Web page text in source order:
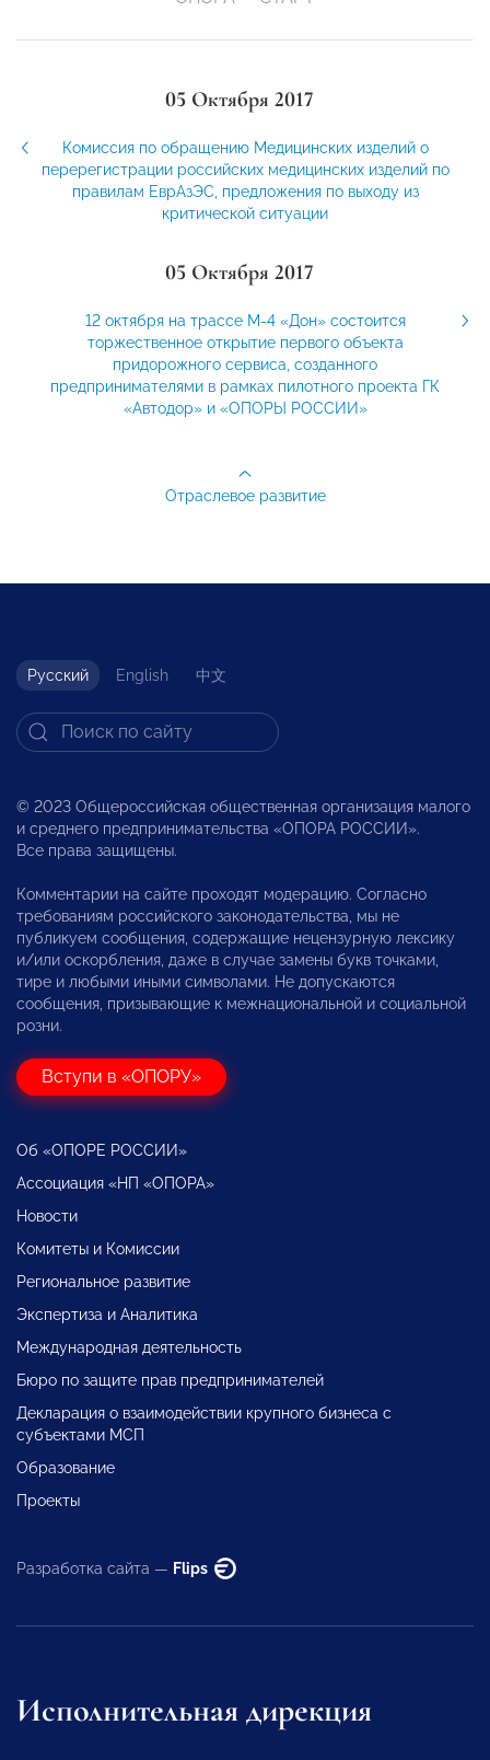
05 Октября 2017
Комиссия по обращению Медицинских изделий о
перерегистрации российских медицинских изделий по
правилам ЕврАзЭС, предложения по выходу из
критической ситуации
05 Октября 2017
12 октября на трассе М-4 «Дон» состоится
торжественное открытие первого объекта
придорожного сервиса, созданного
предпринимателями в рамках пилотного проекта ГК
«Автодор» и «ОПОРЫ РОССИИ»
Отраслевое развитие
Русский English 中文
© 2023 Общероссийская общественная организация малого
и среднего предпринимательства «ОПОРА РОССИИ».
Все права защищены.
Комментарии на сайте проходят модерацию. Согласно
требованиям российского законодательства, мы не
публикуем сообщения, содержащие нецензурную лексику
и/или оскорбления, даже в случае замены букв точками,
тире и любыми иными символами. Не допускаются
сообщения, призывающие к межнациональной и социальной
розни.
Вступи в «ОПОРУ»
Об «ОПОРЕ РОССИИ»
Ассоциация «НП «ОПОРА»
Новости
Комитеты и Комиссии
Региональное развитие
Экспертиза и Аналитика
Международная деятельность
Бюро по защите прав предпринимателей
Декларация о взаимодействии крупного бизнеса с
субъектами МСП
Образование
Проекты
Разработка сайта — Flips
Исполнительная дирекция